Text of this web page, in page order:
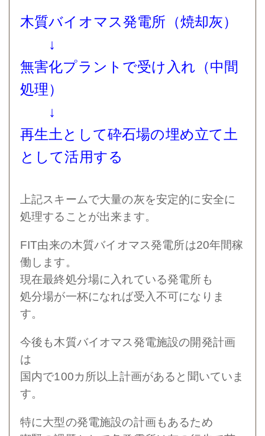
木質バイオマス発電所（焼却灰）
↓
無害化プラントで受け入れ（中間
処理）
↓
再生土として砕石場の埋め立て土
として活用する
上記スキームで大量の灰を安定的に安全に
処理することが出来ます。
FIT由来の木質バイオマス発電所は20年間稼
働します。
現在最終処分場に入れている発電所も
処分場が一杯になれば受入不可になりま
す。
今後も木質バイオマス発電施設の開発計画
は
国内で100カ所以上計画があると聞いていま
す。
特に大型の発電施設の計画もあるため